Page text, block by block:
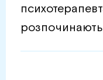
розпочинають